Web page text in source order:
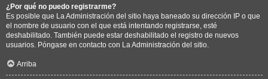
¿Por qué no puedo registrarme?
Es posible que La Administración del sitio haya baneado su dirección IP o que
el nombre de usuario con el que está intentando registrarse, esté
deshabilitado. También puede estar deshabilitado el registro de nuevos
usuarios. Póngase en contacto con La Administración del sitio.
Arriba